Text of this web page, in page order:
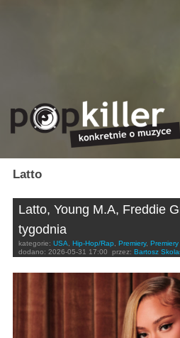
Latto
Latto, Young M.A, Freddie
tygodnia
kategorie: USA, Hip-Hop/Rap, Premiery,
dodano: 2026-05-31 17:00 przez: Bartosz